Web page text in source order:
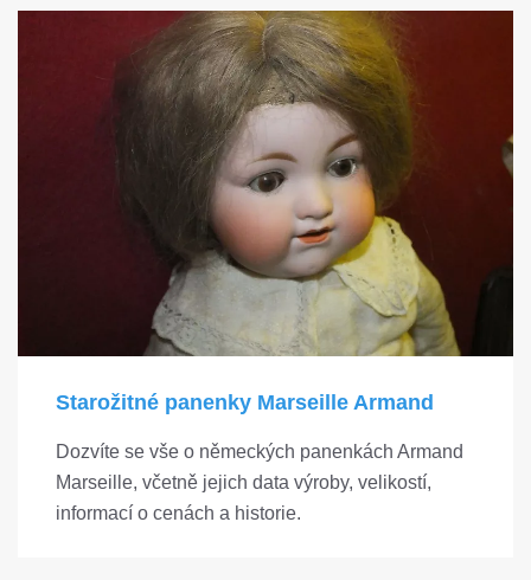
Starožitné panenky Marseille Armand
Dozvíte se vše o německých panenkách Armand
Marseille, včetně jejich data výroby, velikostí,
informací o cenách a historie.